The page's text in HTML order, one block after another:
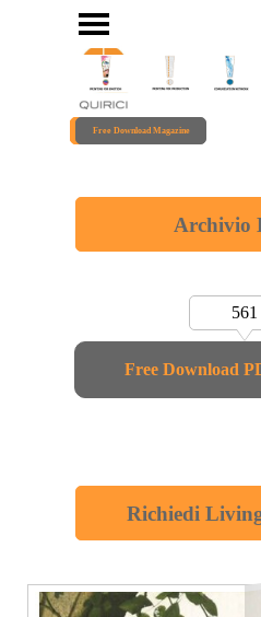
Salta menù
Free Download Magazine
Archivio
Free Download
561
Richiedi